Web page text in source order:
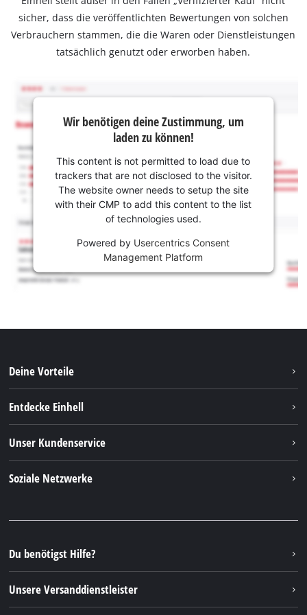
sicher, dass die veröffentlichten Bewertungen von solchen
Verbrauchern stammen, die die Waren oder Dienstleistungen
tatsächlich genutzt oder erworben haben.
Wir benötigen deine Zustimmung, um
laden zu können!
This content is not permitted to load due to
trackers that are not disclosed to the visitor.
The website owner needs to setup the site
with their CMP to add this content to the list
of technologies used.
Powered by Usercentrics Consent
Management Platform
Deine Vorteile
Entdecke Einhell
Nachhaltigkeit
Unser Kundenservice
FAQs
Rücksendungen / Widerruf
Verpackungsrichtlinien
Soziale Netzwerke
Instagram
TikTok
Pinterest
Du benötigst Hilfe?
Unsere Versanddienstleister